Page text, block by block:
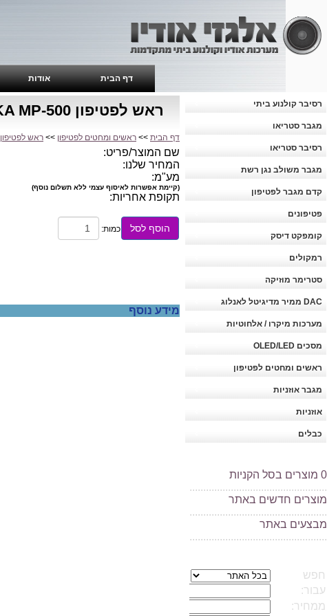
דף הבית אודות
רסיבר קולנוע ביתי
מגבר סטריאו
רסיבר סטריאו
מגבר משולב נגן רשת
קדם מגבר לפטיפון
פטיפונים
קומפקט דיסק
רמקולים
סטרימר מוזיקה
DAC ממיר מדיגיטל לאנלוג
מערכות מיקרו / אלחוטיות
מסכים OLED/LED
ראשים ומחטים לפטיפון
מגבר אוזניות
אוזניות
כבלים
0 מוצרים בסל הקניות
..................................................
מוצרים חדשים באתר
..................................................
מבצעים באתר
..................................................
ראש לפטיפון NAGAOKA MP-500
דף הבית >> ראשים ומחטים לפטיפון >> ראש לפטיפון NAGAOKA
שם המוצר/פריט:
המחיר שלנו:
מע"מ:
(קיימת אפשרות לאיסוף עצמי ללא תשלום נוסף)
תקופת אחריות:
הוסף לסל כמות:
מידע נוסף